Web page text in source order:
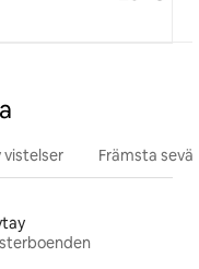
vistelser Främsta